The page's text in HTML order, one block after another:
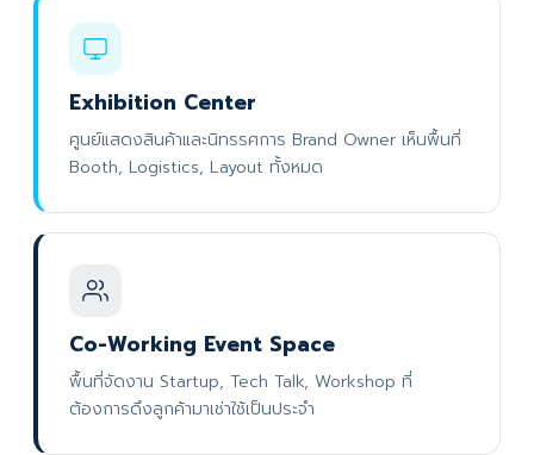
Exhibition Center
ศูนย์แสดงสินค้าและนิทรรศการ Brand Owner เห็นพื้นที่
Booth, Logistics, Layout ทั้งหมด
Co-Working Event Space
พื้นที่จัดงาน Startup, Tech Talk, Workshop ที่
ต้องการดึงลูกค้ามาเช่าใช้เป็นประจำ